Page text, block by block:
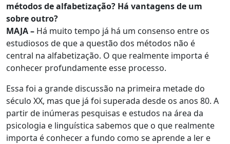
métodos de alfabetização? Há vantagens de um
sobre outro?
MAJA – Há muito tempo já há um consenso entre os
estudiosos de que a questão dos métodos não é
central na alfabetização. O que realmente importa é
conhecer profundamente esse processo.
Essa foi a grande discussão na primeira metade do
século XX, mas que já foi superada desde os anos 80. A
partir de inúmeras pesquisas e estudos na área da
psicologia e linguística sabemos que o que realmente
importa é conhecer a fundo como se aprende a ler e